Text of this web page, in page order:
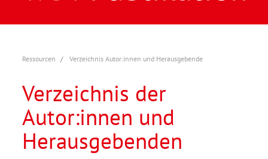
Ressourcen Verzeichnis Autor:innen und Herausgebende
Verzeichnis der
Autor:innen und
Herausgebenden